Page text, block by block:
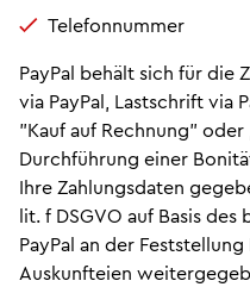
Telefonnummer
PayPal behält sich für die
via PayPal, Lastschrift via
"Kauf auf Rechnung" oder
Durchführung einer
Ihre Zahlungsdaten
lit. f DSGVO auf Basis
PayPal an der
Auskunfteien